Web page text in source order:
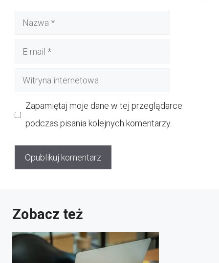
Nazwa
Witryna
Zapamiętaj moje dane w tej przeglądarce
podczas pisania kolejnych komentarzy.
Zobacz też